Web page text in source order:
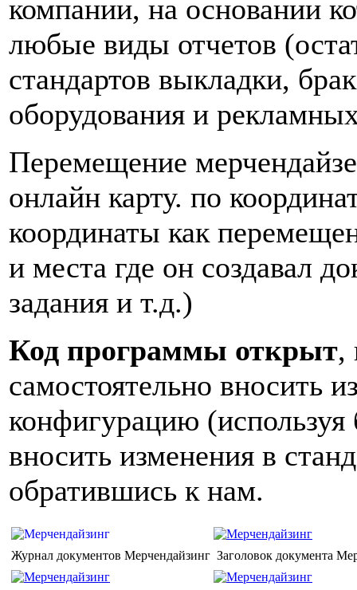
компании, на основании
любые виды отчетов
стандартов выкладки,
оборудования и
Перемещение
онлайн карту. по
координаты как
и места где он создавал
задания и т.д.)
Код программы открыт,
самостоятельно вносить
конфигурацию
вносить изменения в
обратившись к нам.
Журнал документов Мерчендайзинг Заголовок документа